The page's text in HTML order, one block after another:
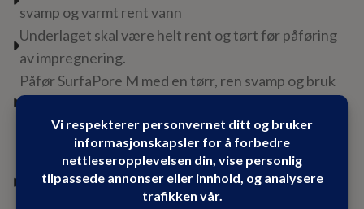
svamp og varmt rent vann
Underlaget skal være helt rent og tørt før påføring
av impregnering.
Påfør SurfaPore M med en tørr, ren svamp og bruk
rikelige mengder, La væsken ligge i 5-10 min (Den må
ikke tørke inn på flisen).
Tørk overskytende impregnering av med en tørr
bomullsklut og polér evt. med litt SurfaPore M på
kluten på de steder, der flisen virker tørr, for å unngå